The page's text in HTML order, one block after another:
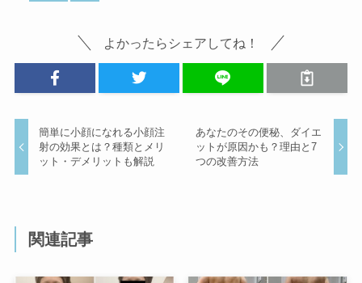
よかったらシェアしてね！
簡単に小顔になれる小顔注
射の効果とは？種類とメリ
ット・デメリットも解説
あなたのその便秘、ダイエ
ットが原因かも？理由と7
つの改善方法
関連記事